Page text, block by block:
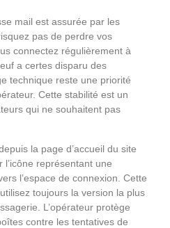
mail est assurée par les
pas de perdre vos
connectez régulièrement à
a certes disparu des
technique reste une priorité
Cette stabilité est un
qui ne souhaitent pas
la page d’accueil du site
l’icône représentant une
l’espace de connexion. Cette
toujours la version la plus
L’opérateur protège
contre les tentatives de